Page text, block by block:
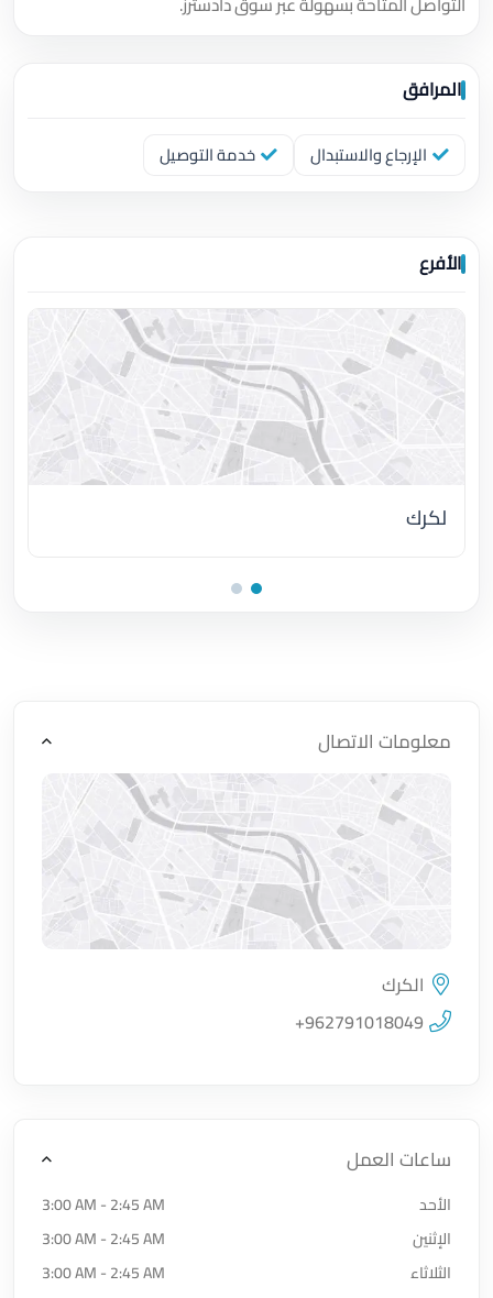
المرافق
الإرجاع والاستبدال خدمة التوصيل
الأفرع
لكرك
معلومات الاتصال
اضغط لتحميل الموقع
الكرك
+962791018049
ساعات العمل
الأحد
3:00 AM - 2:45 AM
الإثنين
3:00 AM - 2:45 AM
الثلاثاء
3:00 AM - 2:45 AM